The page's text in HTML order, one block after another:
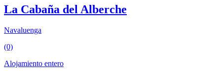
La Cabaña del Alberche
Navaluenga
(0)
Alojamiento entero